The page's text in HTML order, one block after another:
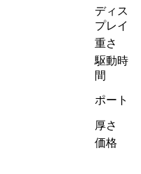
ディス
プレイ
重さ
駆動時
間
ポート
厚さ
価格